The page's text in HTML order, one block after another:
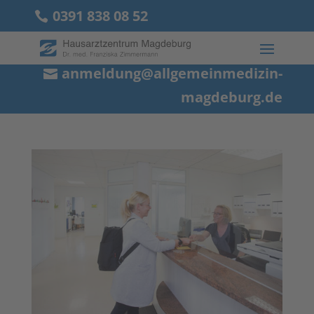
0391 838 08 52
anmeldung@allgemeinmedizin-
magdeburg.de